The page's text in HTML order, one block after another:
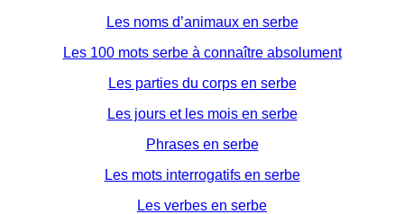
Les noms d’animaux en serbe
Les 100 mots serbe à connaître absolument
Les parties du corps en serbe
Les jours et les mois en serbe
Phrases en serbe
Les mots interrogatifs en serbe
Les verbes en serbe